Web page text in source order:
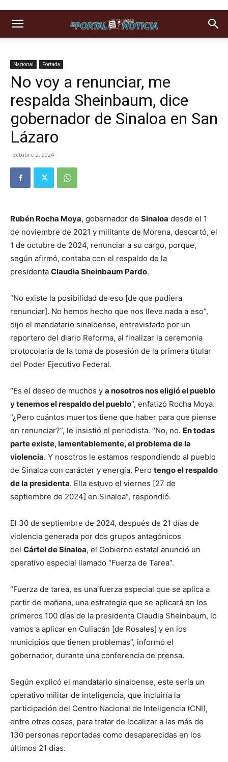
Nacional Portada
No voy a renunciar, me
respalda Sheinbaum, dice
gobernador de Sinaloa en San
Lázaro
octubre 2, 2024
Rubén Rocha Moya, gobernador de Sinaloa desde el 1
de noviembre de 2021 y militante de Morena, descartó, el
1 de octubre de 2024, renunciar a su cargo, porque,
según afirmó, contaba con el respaldo de la
presidenta Claudia Sheinbaum Pardo.
“No existe la posibilidad de eso [de que pudiera
renunciar]. No hemos hecho que nos lleve nada a eso”,
dijo el mandatario sinaloense, entrevistado por un
reportero del diario Reforma, al finalizar la ceremonia
protocolaria de la toma de posesión de la primera titular
del Poder Ejecutivo Federal.
“Es el deseo de muchos y a nosotros nos eligió el pueblo
y tenemos el respaldo del pueblo”, enfatizó Rocha Moya.
“¿Pero cuántos muertos tiene que haber para que piense
en renunciar?”, le insistió el periodista. “No, no. En todas
parte existe, lamentablemente, el problema de la
violencia. Y nosotros le estamos respondiendo al pueblo
de Sinaloa con carácter y energía. Pero tengo el respaldo
de la presidenta. Ella estuvo el viernes [27 de
septiembre de 2024] en Sinaloa”, respondió.
El 30 de septiembre de 2024, después de 21 días de
violencia generada por dos grupos antagónicos
del Cártel de Sinaloa, el Gobierno estatal anunció un
operativo especial llamado “Fuerza de Tarea”.
“Fuerza de tarea, es una fuerza especial que se aplica a
partir de mañana, una estrategia que se aplicará en los
primeros 100 días de la presidenta Claudia Sheinbaum, lo
vamos a aplicar en Culiacán [de Rosales] y en los
municipios que tienen problemas”, informó el
gobernador, durante una conferencia de prensa.
Según explicó el mandatario sinaloense, este sería un
operativo militar de inteligencia, que incluiría la
participación del Centro Nacional de Inteligencia (CNI),
entre otras cosas, para tratar de localizar a las más de
130 personas reportadas como desaparecidas en los
últimos 21 días.